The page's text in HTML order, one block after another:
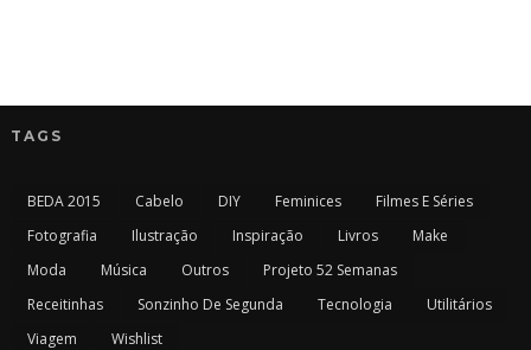
TAGS
BEDA 2015 Cabelo DIY Feminices
Filmes E Séries
Fotografia
Ilustração Inspiração Livros
Make
Moda
Música Outros
Projeto 52 Semanas
Receitinhas
Sonzinho De Segunda Tecnologia
Utilitários
Viagem
Wishlist